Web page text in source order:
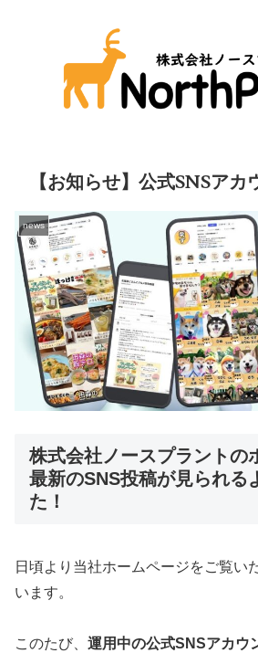
【お知らせ】公式SNSア
news
株式会社ノースプラントの
最新のSNS投稿が見られる
た！
日頃より当社ホームページをご覧い
います。
このたび、 運用中の公式SNSアカウ